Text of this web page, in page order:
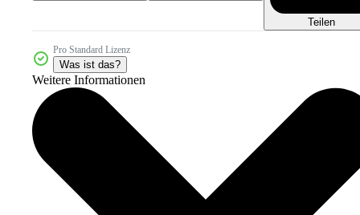
Teilen
Pro Standard Lizenz
Was ist das?
Weitere Informationen